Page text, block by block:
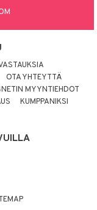
OTA YHTEYTTÄ
MYYNTIEHDOT
KUMPPANIKSI